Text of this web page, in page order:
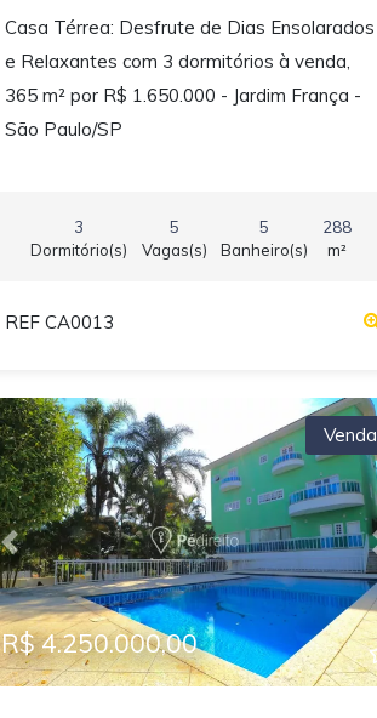
Casa Térrea: Desfrute de Dias Ensolarados
e Relaxantes com 3 dormitórios à venda,
365 m² por R$ 1.650.000 - Jardim França -
São Paulo/SP
3
Dormitório(s)
5
Vagas(s)
5
Banheiro(s)
288
m²
REF CA0013
Previous
Venda
R$ 4.250.000,00